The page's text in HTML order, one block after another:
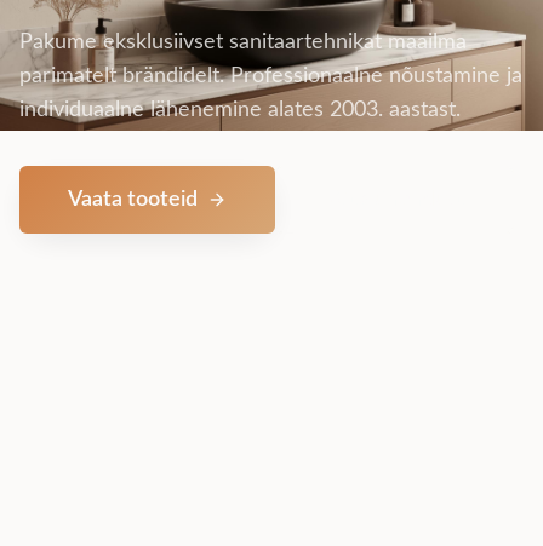
Pakume eksklusiivset sanitaartehnikat maailma
parimatelt brändidelt. Professionaalne nõustamine ja
individuaalne lähenemine alates 2003. aastast.
Vaata tooteid